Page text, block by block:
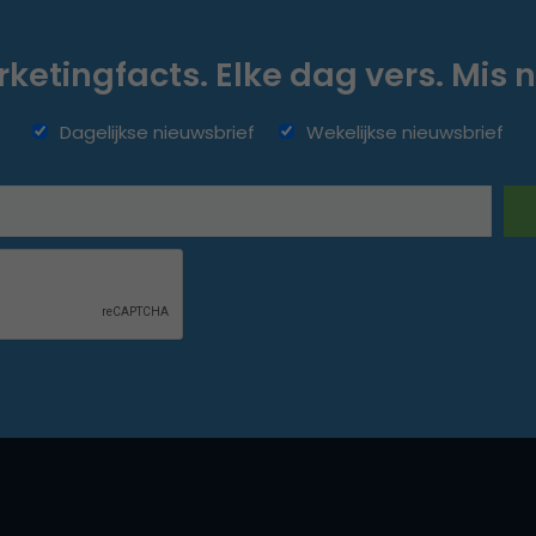
Elke dag vers. Mis
Dagelijkse nieuwsbrief Wekelijkse nieuwsbrief